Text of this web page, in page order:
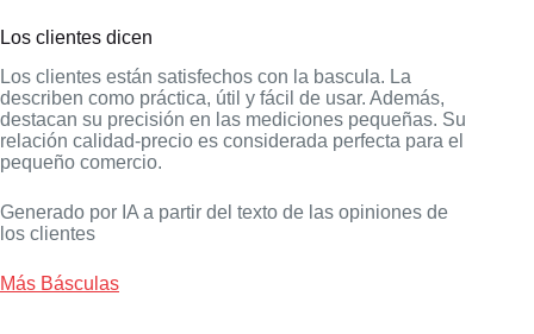
Los clientes dicen
Los clientes están satisfechos con la bascula. La
describen como práctica, útil y fácil de usar. Además,
destacan su precisión en las mediciones pequeñas. Su
relación calidad-precio es considerada perfecta para el
pequeño comercio.
Generado por IA a partir del texto de las opiniones de
los clientes
Más Básculas